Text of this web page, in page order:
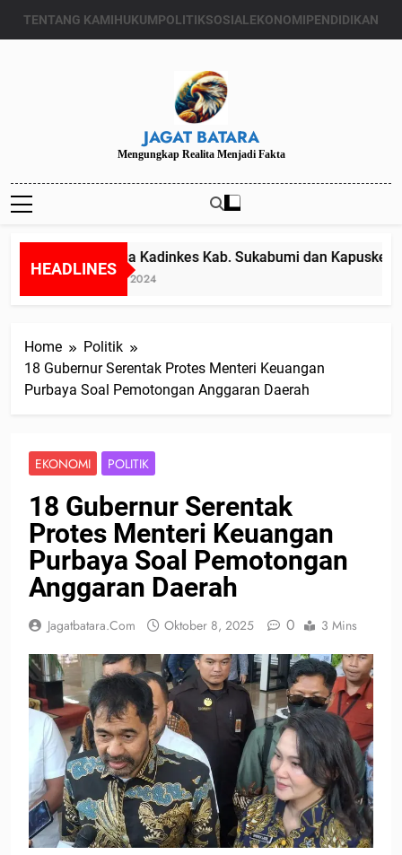
TENTANG KAMIHUKUMPOLITIKSOSIALEKONOMIPENDIDIKAN
JAGAT BATARA
Mengungkap Realita Menjadi Fakta
HEADLINES
Diduga Kadinkes Kab. Sukabumi dan
Juli 24, 2024
Home
Politik
18 Gubernur Serentak Protes Menteri Keuangan
Purbaya Soal Pemotongan Anggaran Daerah
EKONOMI POLITIK
18 Gubernur Serentak
Protes Menteri Keuangan
Purbaya Soal Pemotongan
Anggaran Daerah
Jagatbatara.com Oktober 8, 2025 0 3 Mins